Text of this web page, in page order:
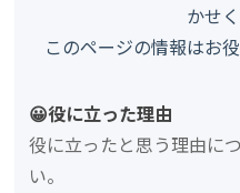
かせ
このページの情報はお
😀役に立った理由
役に立ったと思う理由に
い。